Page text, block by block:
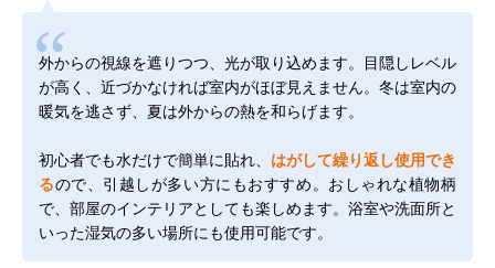
外からの視線を遮りつつ、光が取り込めます。目隠しレベル
が高く、近づかなければ室内がほぼ見えません。冬は室内の
暖気を逃さず、夏は外からの熱を和らげます。
初心者でも水だけで簡単に貼れ、 はがして繰り返し使用でき
るので、引越しが多い方にもおすすめ。おしゃれな植物柄
で、部屋のインテリアとしても楽しめます。浴室や洗面所と
いった湿気の多い場所にも使用可能です。